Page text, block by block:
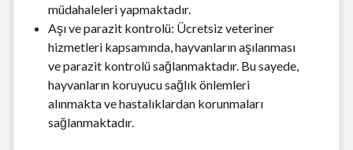
müdahaleleri yapmaktadır.
Aşı ve parazit kontrolü: Ücretsiz veteriner
hizmetleri kapsamında, hayvanların aşılanması
ve parazit kontrolü sağlanmaktadır. Bu sayede,
hayvanların koruyucu sağlık önlemleri
alınmakta ve hastalıklardan korunmaları
sağlanmaktadır.